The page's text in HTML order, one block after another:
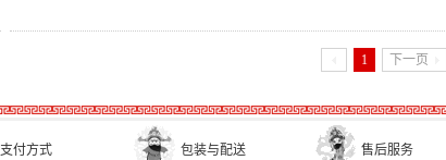
1 下一页
支付方式 包装与配送 售后服务